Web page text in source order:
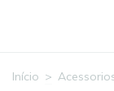
Início >